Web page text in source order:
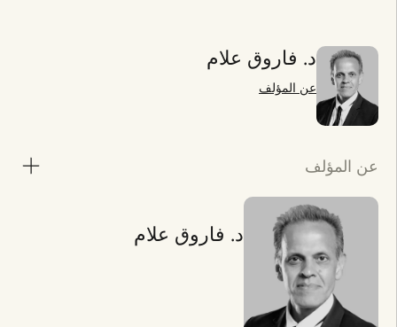
د. فاروق علام
عن المؤلف
عن المؤلف
د. فاروق علام